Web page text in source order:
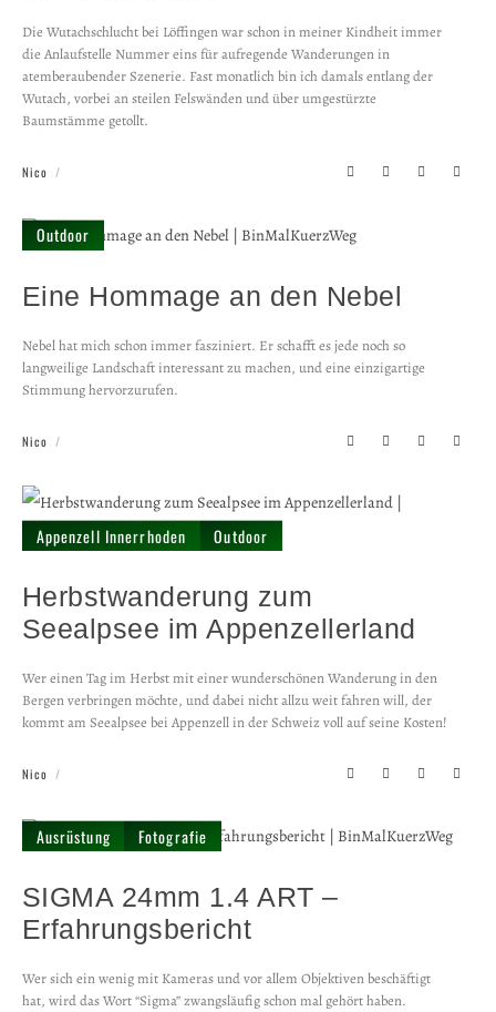
Die Wutachschlucht bei Löffingen war schon in meiner Kindheit immer
die Anlaufstelle Nummer eins für aufregende Wanderungen in
atemberaubender Szenerie. Fast monatlich bin ich damals entlang der
Wutach, vorbei an steilen Felswänden und über umgestürzte
Baumstämme getollt.
Nico
Outdoor
Eine Hommage an den Nebel
Nebel hat mich schon immer fasziniert. Er schafft es jede noch so
langweilige Landschaft interessant zu machen, und eine einzigartige
Stimmung hervorzurufen.
Nico
Appenzell Innerrhoden Outdoor
Herbst­wanderung zum
Seealpsee im Appen­zeller­land
Wer einen Tag im Herbst mit einer wunderschönen Wanderung in den
Bergen verbringen möchte, und dabei nicht allzu weit fahren will, der
kommt am Seealpsee bei Appenzell in der Schweiz voll auf seine Kosten!
Nico
Ausrüstung Fotografie
SIGMA 24mm 1.4 ART –
Erfahrungs­bericht
Wer sich ein wenig mit Kameras und vor allem Objektiven beschäftigt
hat, wird das Wort “Sigma” zwangsläufig schon mal gehört haben.